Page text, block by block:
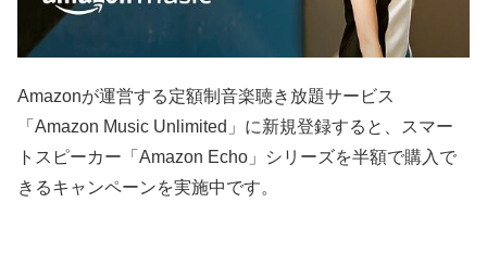
Amazonが運営する定額制音楽聴き放題サービス
「Amazon Music Unlimited」に新規登録すると、スマー
トスピーカー「Amazon Echo」シリーズを半額で購入で
きるキャンペーンを実施中です。